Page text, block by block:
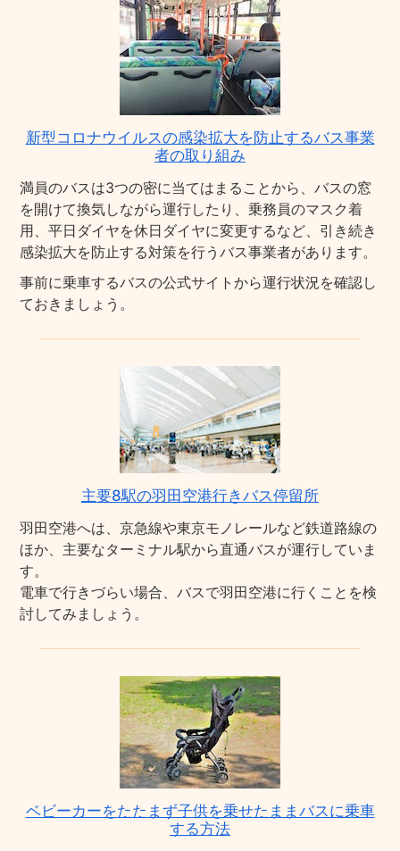
新型コロナウイルスの感染拡大を防止するバス事業
者の取り組み
満員のバスは3つの密に当てはまることから、バスの窓
を開けて換気しながら運行したり、乗務員のマスク着
用、平日ダイヤを休日ダイヤに変更するなど、引き続き
感染拡大を防止する対策を行うバス事業者があります。
事前に乗車するバスの公式サイトから運行状況を確認し
ておきましょう。
主要8駅の羽田空港行きバス停留所
羽田空港へは、京急線や東京モノレールなど鉄道路線の
ほか、主要なターミナル駅から直通バスが運行していま
す。
電車で行きづらい場合、バスで羽田空港に行くことを検
討してみましょう。
ベビーカーをたたまず子供を乗せたままバスに乗車
する方法